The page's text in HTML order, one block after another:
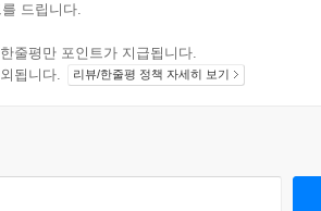
드립니다.
줄평만 포인트가 지급됩니다.
됩니다.
리뷰/한줄평 정책 자세히 보기